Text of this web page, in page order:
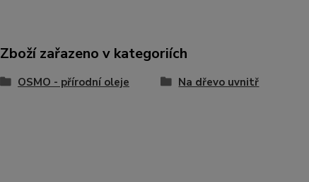
Zboží zařazeno v kategoriích
OSMO - přírodní oleje Na dřevo uvnitř